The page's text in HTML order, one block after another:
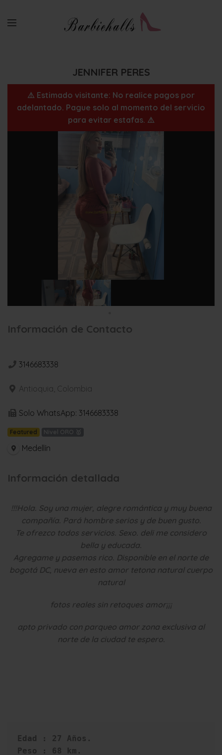
JENNIFER PERES
⚠️ Estimado visitante: No realice pagos por
adelantado. Pague solo al momento del servicio
para evitar estafas. ⚠️
Información de Contacto
3146683338
Antioquia, Colombia
Solo WhatsApp: 3146683338
Featured Nivel ORO 🥇
Medellín
Información detallada
!!!Hola. Soy una mujer, alegre romántica y muy buena
compañía. Pará hombre serios y de buen gusto.
Te ofrezco todos servicios. Sexo. deli me considero
bella y educada.
Agregame y pasemos rico. Disponible en el norte de
bogotá DC, nueva en esto amor tetona natural cuerpo
natural
fotos reales sin retoques amor¡¡¡
apto privado con parqueo amor zona exclusiva al
norte de la ciudad te espero.
Edad : 27 Años.
Peso : 68 km.